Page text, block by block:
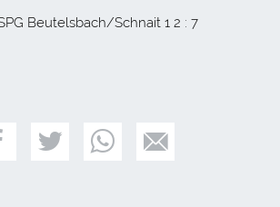
Beutelsbach/Schnait 1 2 : 7